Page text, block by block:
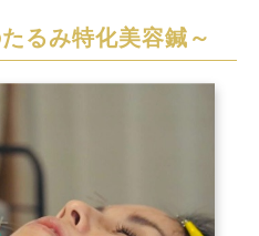
るみ特化美容鍼～